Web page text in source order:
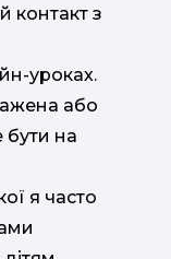
контакт з
уроках.
або
на
я часто